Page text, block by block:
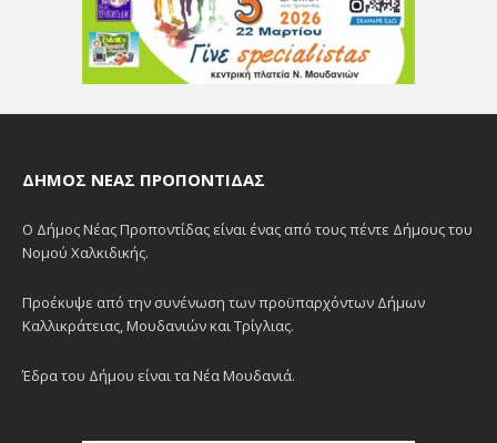
ΔΉΜΟΣ ΝΈΑΣ ΠΡΟΠΟΝΤΊΔΑΣ
Ο Δήμος Νέας Προποντίδας είναι ένας από τους πέντε Δήμους του
Νομού Χαλκιδικής.
Προέκυψε από την συνένωση των προϋπαρχόντων Δήμων
Καλλικράτειας, Μουδανιών και Τρίγλιας.
Έδρα του Δήμου είναι τα Νέα Μουδανιά.